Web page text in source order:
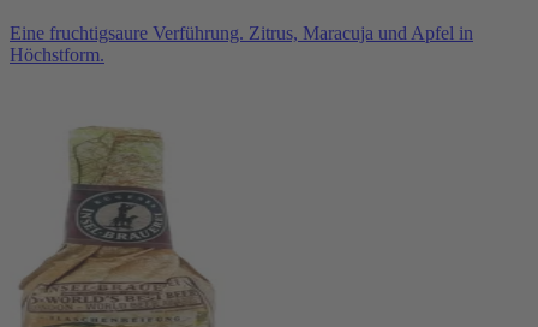
Eine fruchtigsaure Verführung. Zitrus, Maracuja und Apfel in
Höchstform.